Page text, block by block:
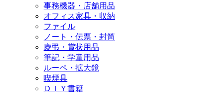
事務機器・店舗用品
オフィス家具・収納
ファイル
ノート・伝票・封筒
慶弔・賞状用品
筆記・学童用品
ルーペ・拡大鏡
喫煙具
ＤＩＹ書籍